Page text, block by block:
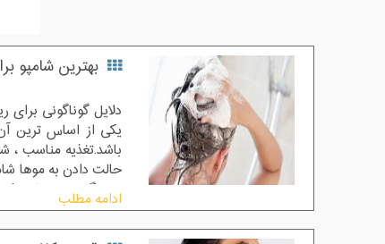
بهترین شامپو
دلایل گوناگونی
یکی از اساس ترین
باشد.تغذیه مناسب
حالت دادن به موها
رسیدگی به مسائل
مرور زمان دچار کم
طاسی سر به سراع او
ادامه مطلب